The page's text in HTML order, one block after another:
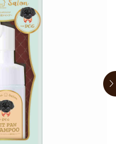
シニアサポート